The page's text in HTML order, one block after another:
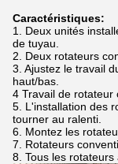
Caractéristiques:
1. Deux unités
de tuyau.
2. Deux rotateurs
3. Ajustez le travail
haut/bas.
4 Travail de rotateur
5. L'installation des
tourner au ralenti.
6. Montez les
7. Rotateurs
8. Tous les